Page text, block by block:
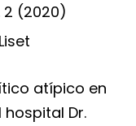
2 (2020)
atípico en
Dr.